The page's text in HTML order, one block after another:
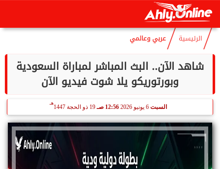
الخميس
الرئيسية عربي وعالمي
شاهد الآن.. البث المباشر لمباراة السعودية
وبورتوريكو يلا شوت فيديو الآن
السبت 6 يونيو 2026 12:56 صـ 19 ذو الحجة 1447
هـ